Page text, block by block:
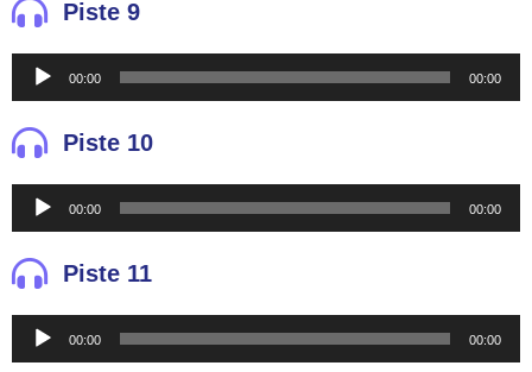
Piste 9
Reproductor
de
audio
00:00 00:00
Piste 10
Reproductor
de
audio
00:00 00:00
Piste 11
Reproductor
de
00:00 00:00